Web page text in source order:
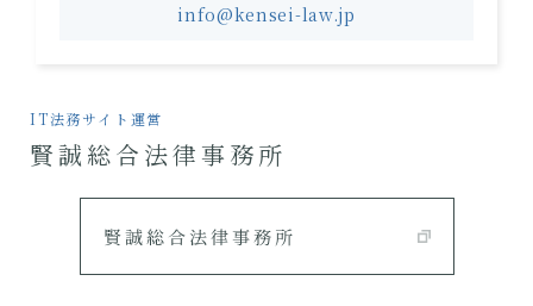
info@kensei-law.jp
IT法務サイト運営
賢誠総合法律事務所